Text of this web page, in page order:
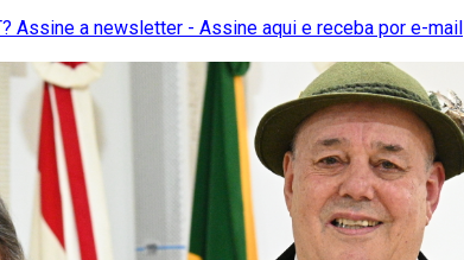
Assine a newsletter - Assine aqui e receba por e-mail